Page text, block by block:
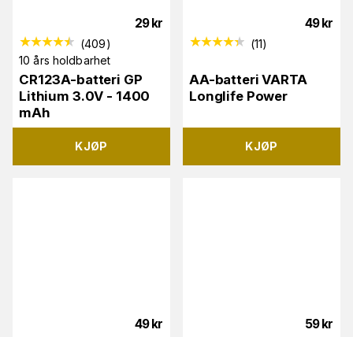
29 kr
(409)
10 års holdbarhet
CR123A-batteri GP
Lithium 3.0V - 1400
mAh
KJØP
49 kr
(11)
AA-batteri VARTA
Longlife Power
KJØP
49 kr 59 kr